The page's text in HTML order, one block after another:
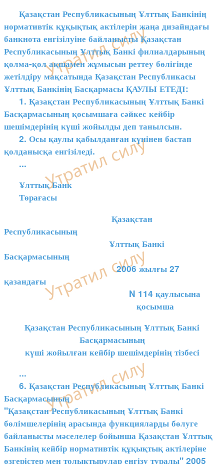
Қазақстан Республикасының Ұлттық Банкінің
нормативтік құқықтық актілерін жаңа дизайндағы
банкнота енгізілуіне байланысты Қазақстан
Республикасының Ұлттық Банкі филиалдарының
қолма-қол ақшамен жұмысын реттеу бөлігінде
жетілдіру мақсатында Қазақстан Республикасы
Ұлттық Банкінің Басқармасы ҚАУЛЫ ЕТЕДІ:
1. Қазақстан Республикасының Ұлттық Банкі
Басқармасының қосымшаға сәйкес кейбір
шешімдерінің күші жойылды деп танылсын.
2. Осы қаулы қабылданған күнінен бастап
қолданысқа енгізіледі.
...
Ұлттық Банк
Төрағасы
Қазақстан
Республикасының
Ұлттық Банкі
Басқармасының
2006 жылғы 27
қазандағы
N 114 қаулысына
қосымша
Қазақстан Республикасының Ұлттық Банкі
Басқармасының
күші жойылған кейбір шешімдерінің тізбесі
...
6. Қазақстан Республикасының Ұлттық Банкі
Басқармасының
"Қазақстан Республикасының Ұлттық Банкі
бөлімшелерінің арасында функцияларды бөлуге
байланысты мәселелер бойынша Қазақстан Ұлттық
Банкінің кейбір нормативтік құқықтық актілеріне
өзгерістер мен толықтырулар енгізу туралы" 2005